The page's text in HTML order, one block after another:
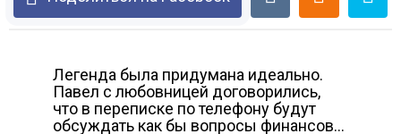
Легенда была придумана идеально.
Павел с любовницей договорились,
что в переписке по телефону будут
обсуждать как бы вопросы финансов…